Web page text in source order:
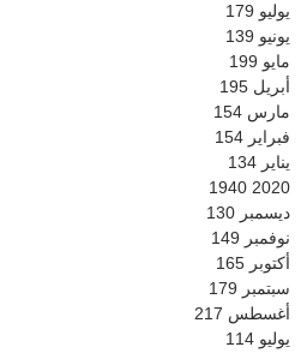
يوليو 179
يونيو 139
مايو 199
أبريل 195
مارس 154
فبراير 154
يناير 134
2020
1940
ديسمبر 130
نوفمبر 149
أكتوبر 165
سبتمبر 179
أغسطس 217
يوليو 114